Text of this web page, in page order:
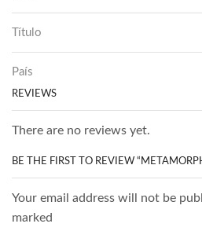
Título
País
REVIEWS
There are no reviews yet.
BE THE FIRST TO REVIEW
Your email address will not be
marked